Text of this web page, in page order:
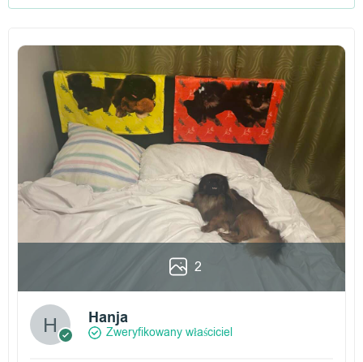
2
Hanja
Zweryfikowany właściciel